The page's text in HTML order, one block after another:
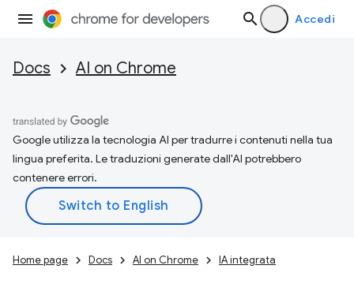
Accedi
Docs AI on Chrome
Google utilizza la tecnologia AI per tradurre i contenuti nella tua
lingua preferita. Le traduzioni generate dall'AI potrebbero
contenere errori.
Home page Docs AI on Chrome IA integrata